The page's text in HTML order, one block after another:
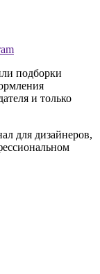
подборки
и только
для дизайнеров,